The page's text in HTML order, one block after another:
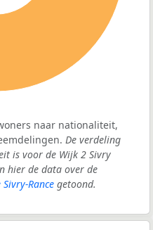
naar nationaliteit,
De verdeling
is voor de Wijk 2 Sivry
hier de data over de
Rance getoond.